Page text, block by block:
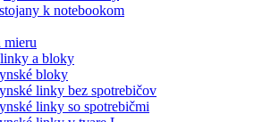
k notebookom
mieru
a bloky
bloky
linky bez spotrebičov
linky so spotrebičmi